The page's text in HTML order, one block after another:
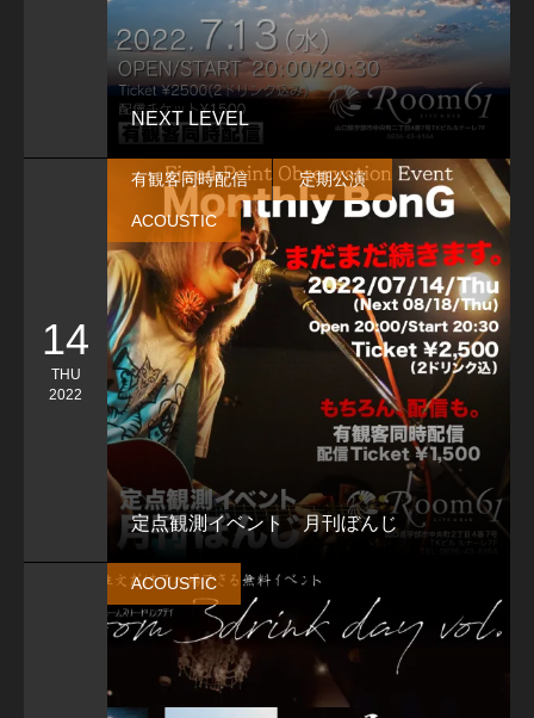
NEXT LEVEL
14
THU
2022
定点観測イベント 月刊ぼんじ
有観客同時配信 定期公演
ACOUSTIC
ACOUSTIC